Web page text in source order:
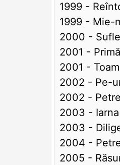
1999 -
1999 - Mie-
2000 -
2001 -
2001 -
2002 - Pe-
2002 -
2003 -
2003 -
2004 -
2005 -